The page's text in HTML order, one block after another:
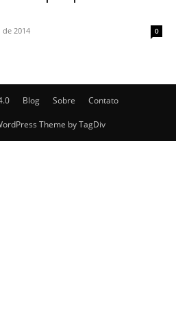
de 2014 0
Blog Sobre Contato
Theme by TagDiv